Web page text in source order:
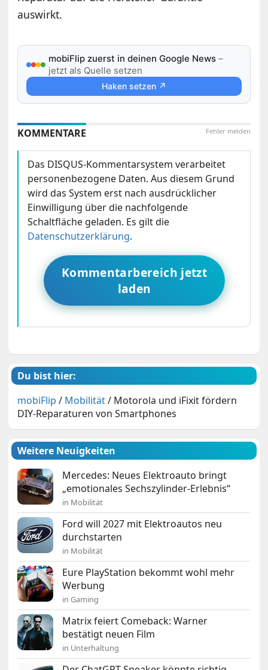
auswirkt.
mobiFlip zuerst in deinen Google News –
jetzt als Quelle setzen
Haken setzen ↗
Fehler melden
KOMMENTARE
Das DISQUS-Kommentarsystem verarbeitet
personenbezogene Daten. Aus diesem Grund
wird das System erst nach ausdrücklicher
Einwilligung über die nachfolgende
Schaltfläche geladen. Es gilt die
Datenschutzerklärung.
Kommentarbereich jetzt
laden
Du bist hier:
mobiFlip / Mobilität/ Motorola und iFixit fördern
DIY-Reparaturen von Smartphones
Weitere Neuigkeiten
Mercedes: Neues Elektroauto bringt
„emotionales Sechszylinder-Erlebnis“
in Mobilität
Ford will 2027 mit Elektroautos neu
durchstarten
in Mobilität
Eure PlayStation bekommt wohl mehr
Werbung
in Gaming
Matrix feiert Comeback: Warner
bestätigt neuen Film
in Unterhaltung